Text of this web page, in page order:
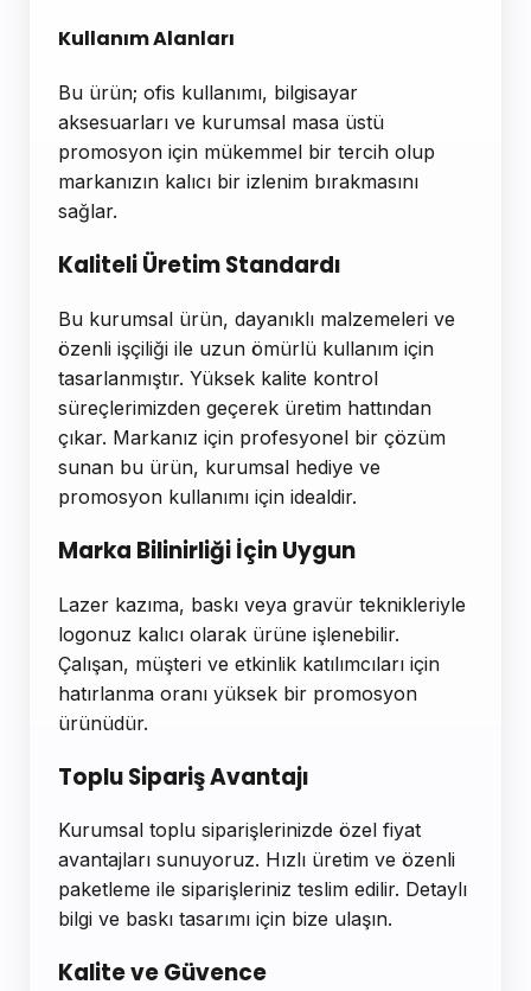
Kullanım Alanları
Bu ürün; ofis kullanımı, bilgisayar
aksesuarları ve kurumsal masa üstü
promosyon için mükemmel bir tercih olup
markanızın kalıcı bir izlenim bırakmasını
sağlar.
Kaliteli Üretim Standardı
Bu kurumsal ürün, dayanıklı malzemeleri ve
özenli işçiliği ile uzun ömürlü kullanım için
tasarlanmıştır. Yüksek kalite kontrol
süreçlerimizden geçerek üretim hattından
çıkar. Markanız için profesyonel bir çözüm
sunan bu ürün, kurumsal hediye ve
promosyon kullanımı için idealdir.
Marka Bilinirliği İçin Uygun
Lazer kazıma, baskı veya gravür teknikleriyle
logonuz kalıcı olarak ürüne işlenebilir.
Çalışan, müşteri ve etkinlik katılımcıları için
hatırlanma oranı yüksek bir promosyon
ürünüdür.
Toplu Sipariş Avantajı
Kurumsal toplu siparişlerinizde özel fiyat
avantajları sunuyoruz. Hızlı üretim ve özenli
paketleme ile siparişleriniz teslim edilir. Detaylı
bilgi ve baskı tasarımı için bize ulaşın.
Kalite ve Güvence